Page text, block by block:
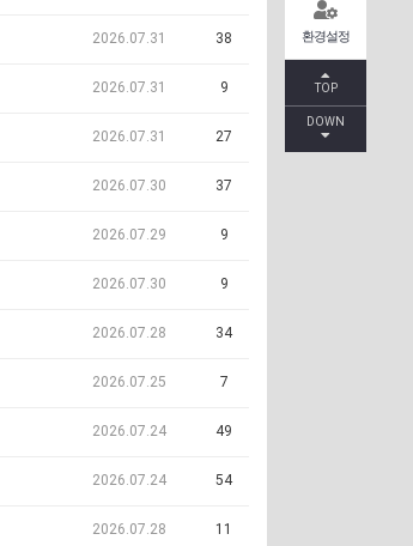
환경설정
TOP
DOWN
2026.07.31 38
2026.07.31 9
2026.07.31 27
2026.07.30 37
2026.07.29 9
2026.07.30 9
2026.07.28 34
2026.07.25 7
2026.07.24 49
2026.07.24 54
2026.07.28 11